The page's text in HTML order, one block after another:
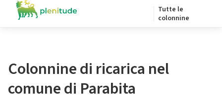
Tutte le
colonnine
Colonnine di ricarica nel
comune di Parabita